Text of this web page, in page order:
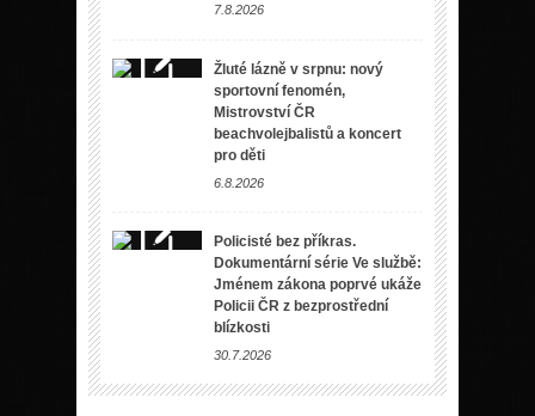
7.8.2026
Žluté lázně v srpnu: nový
sportovní fenomén,
Mistrovství ČR
beachvolejbalistů a koncert
pro děti
6.8.2026
Policisté bez příkras.
Dokumentární série Ve službě:
Jménem zákona poprvé ukáže
Policii ČR z bezprostřední
blízkosti
30.7.2026